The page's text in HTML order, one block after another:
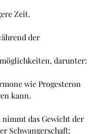
Zeit.
der
darunter:
wie Progesteron
kann.
nimmt das Gewicht der
Schwangerschaft: